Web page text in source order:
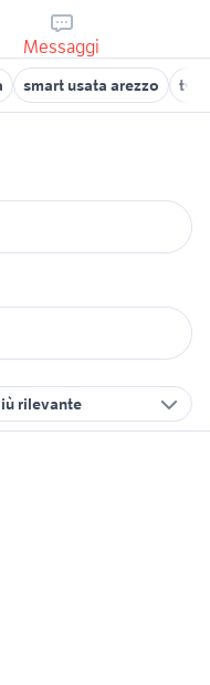
Messaggi
smart usata arezzo tv
rilevante